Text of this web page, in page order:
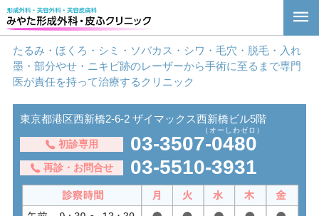
たるみ・ほくろ・シミ・ソバカス・シワ・毛穴・脱毛・入れ
墨・部分やせ・ニキビ跡のレーザーから手術に至るまで専門
医が責任を持って治療するクリニック
東京都港区⻄新橋2-6-2 ザイマックス⻄新橋ビル5階
初診専用 03-3507-0480
再診・お問合せ 03-5510-3931